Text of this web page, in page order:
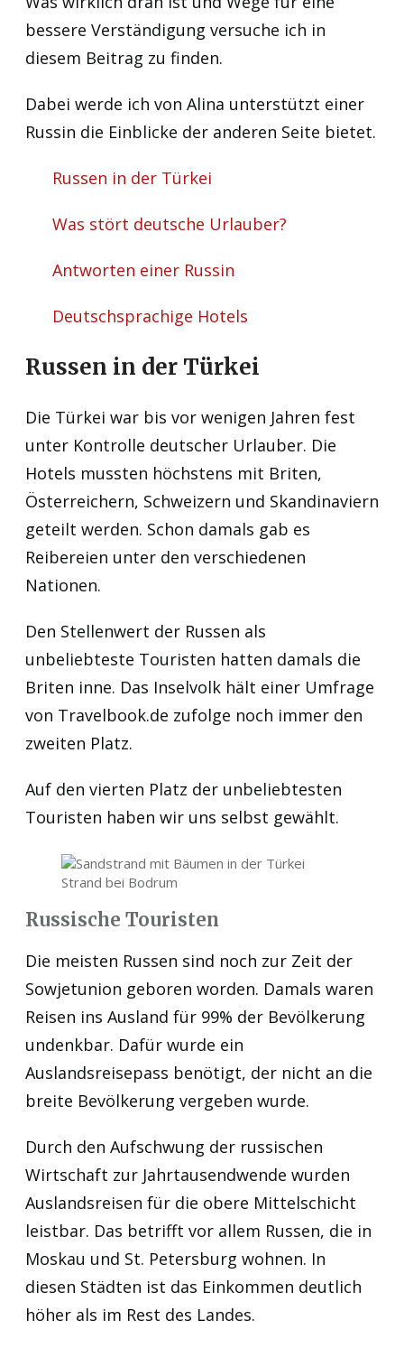
bessere Verständigung versuche ich in
diesem Beitrag zu finden.
Dabei werde ich von Alina unterstützt einer
Russin die Einblicke der anderen Seite bietet.
Russen in der Türkei
Was stört deutsche Urlauber?
Antworten einer Russin
Deutschsprachige Hotels
Russen in der Türkei
Die Türkei war bis vor wenigen Jahren fest
unter Kontrolle deutscher Urlauber. Die
Hotels mussten höchstens mit Briten,
Österreichern, Schweizern und Skandinaviern
geteilt werden. Schon damals gab es
Reibereien unter den verschiedenen
Nationen.
Den Stellenwert der Russen als
unbeliebteste Touristen hatten damals die
Briten inne. Das Inselvolk hält einer Umfrage
von Travelbook.de zufolge noch immer den
zweiten Platz.
Auf den vierten Platz der unbeliebtesten
Touristen haben wir uns selbst gewählt.
Strand bei Bodrum
Russische Touristen
Die meisten Russen sind noch zur Zeit der
Sowjetunion geboren worden. Damals waren
Reisen ins Ausland für 99% der Bevölkerung
undenkbar. Dafür wurde ein
Auslandsreisepass benötigt, der nicht an die
breite Bevölkerung vergeben wurde.
Durch den Aufschwung der russischen
Wirtschaft zur Jahrtausendwende wurden
Auslandsreisen für die obere Mittelschicht
leistbar. Das betrifft vor allem Russen, die in
Moskau und St. Petersburg wohnen. In
diesen Städten ist das Einkommen deutlich
höher als im Rest des Landes.